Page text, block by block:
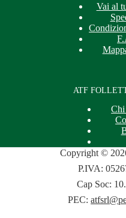
Vai al
ATF
Chi
Copyright ©
P.IVA:
Cap Soc:
PEC: